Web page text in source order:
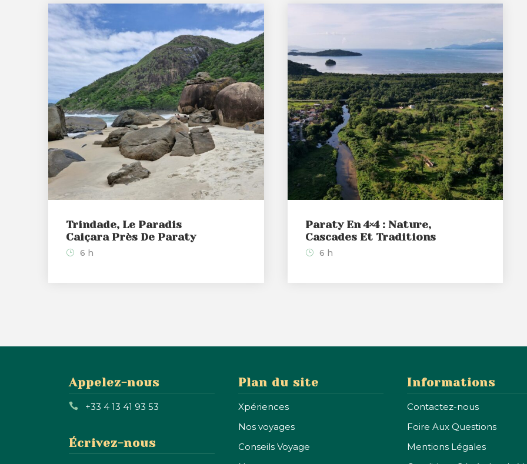
Trindade, Le Paradis
Caiçara Près De Paraty
6 h
Paraty En 4×4 : Nature,
Cascades Et Traditions
6 h
Appelez-nous
+33 4 13 41 93 53
Écrivez-nous
Plan du site
Xpériences
Nos voyages
Conseils Voyage
Informations
Contactez-nous
Foire Aux Questions
Mentions Légales